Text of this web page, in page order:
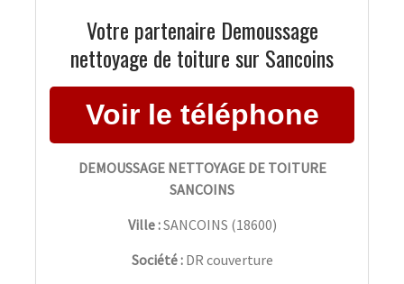
Votre partenaire Demoussage
nettoyage de toiture sur Sancoins
DEMOUSSAGE NETTOYAGE DE TOITURE
SANCOINS
Ville :SANCOINS (18600)
Société : DR couverture